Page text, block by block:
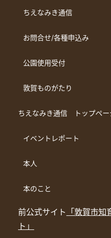
ちえなみき通信
お問合せ/各種申込み
公園使用受付
敦賀ものがたり
ちえなみき通信 トップペー
イベントレポート
本人
本のこと
前公式サイト 「敦賀市
ト」